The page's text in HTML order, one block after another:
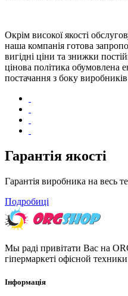
Окрім високої якості
наша компанія готова
вигідні ціни та знижки
цінова політика
постачання з боку
Гарантія якості
Гарантія виробника на весь
Подробиці
Мы раді привітати Вас на
гіпермаркеті офісной
Інформація